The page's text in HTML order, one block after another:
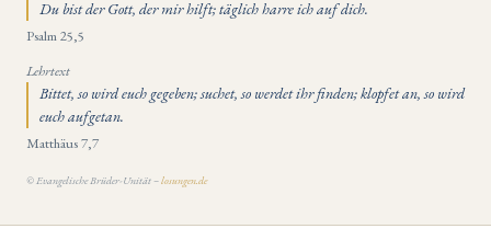
Du bist der Gott, der mir hilft; täglich harre ich auf dich.
Psalm 25,5
Lehrtext
Bittet, so wird euch gegeben; suchet, so werdet ihr finden; klopfet an, so wird
euch aufgetan.
Matthäus 7,7
© Evangelische Brüder-Unität –losungen.de